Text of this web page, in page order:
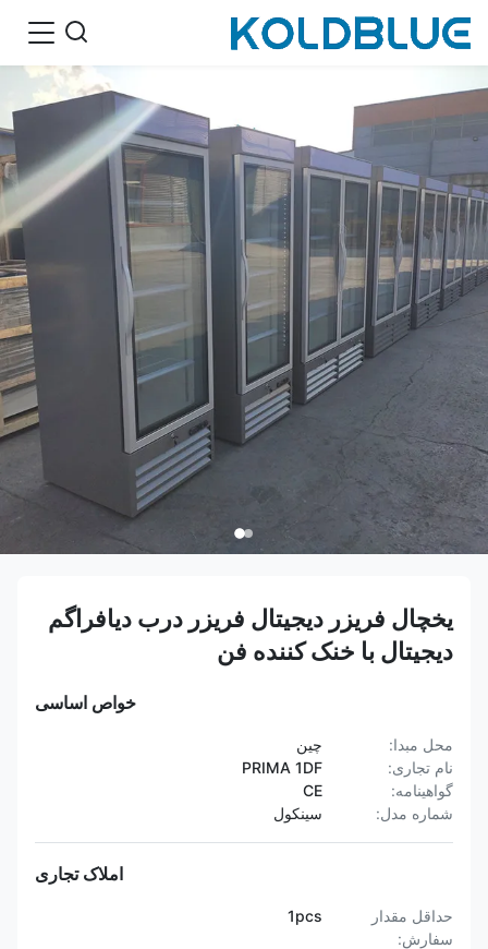
یخچال فریزر دیجیتال فریزر درب دیافراگم
دیجیتال با خنک کننده فن
خواص اساسی
محل مبدا:
چين
نام تجاری:
PRIMA 1DF
گواهینامه:
CE
شماره مدل:
سینکول
املاک تجاری
حداقل مقدار
سفارش:
1pcs